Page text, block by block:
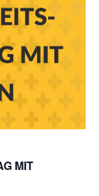
MIT